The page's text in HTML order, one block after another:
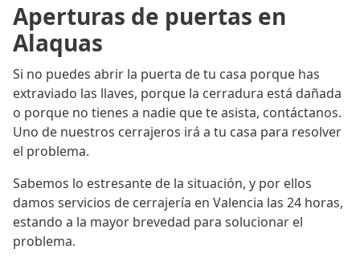
Aperturas de puertas en
Alaquas
Si no puedes abrir la puerta de tu casa porque has
extraviado las llaves, porque la cerradura está dañada
o porque no tienes a nadie que te asista, contáctanos.
Uno de nuestros cerrajeros irá a tu casa para resolver
el problema.
Sabemos lo estresante de la situación, y por ellos
damos servicios de cerrajería en Valencia las 24 horas,
estando a la mayor brevedad para solucionar el
problema.